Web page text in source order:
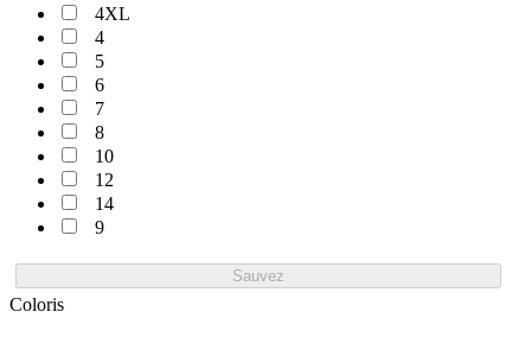
4XL
4
5
6
7
8
10
12
14
9
Sauvez
Coloris